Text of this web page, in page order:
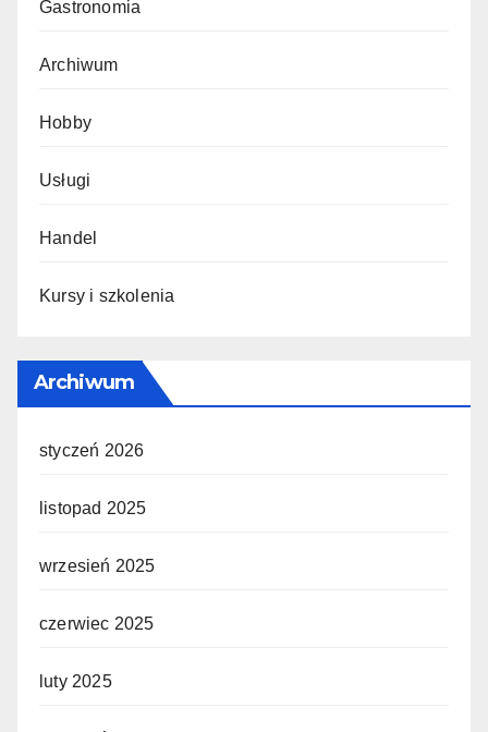
Gastronomia
Archiwum
Hobby
Usługi
Handel
Kursy i szkolenia
Archiwum
styczeń 2026
listopad 2025
wrzesień 2025
czerwiec 2025
luty 2025